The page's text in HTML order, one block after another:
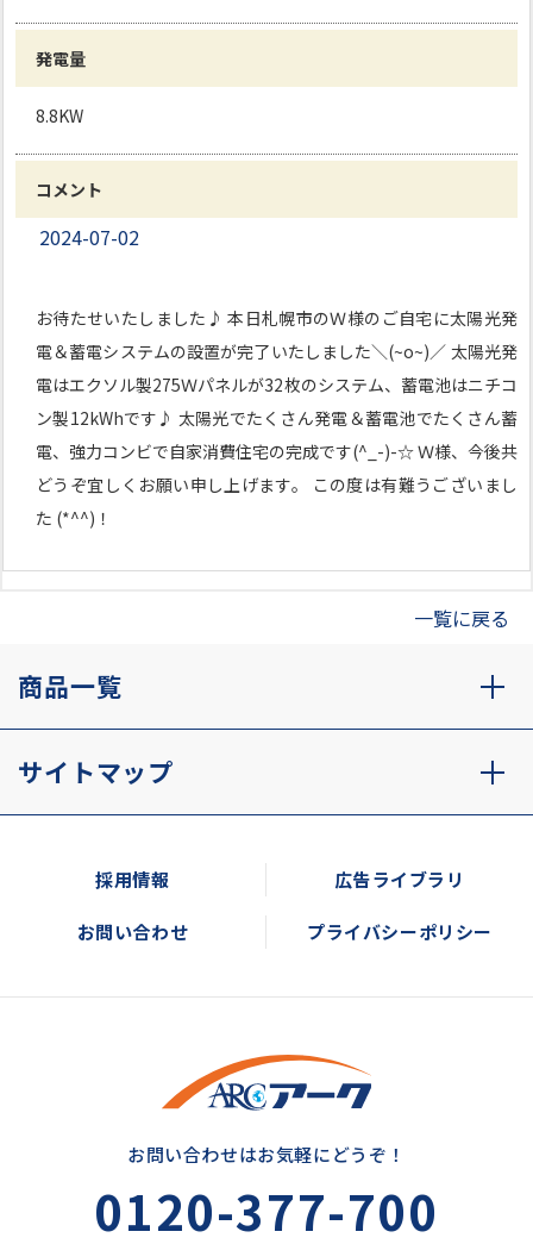
発電量
8.8KW
コメント
2024-07-02
お待たせいたしました♪ 本日札幌市のＷ様のご自宅に太陽光発
電＆蓄電システムの設置が完了いたしました＼(~o~)／ 太陽光発
電はエクソル製275Ｗパネルが32枚のシステム、蓄電池はニチコ
ン製12kWhです♪ 太陽光でたくさん発電＆蓄電池でたくさん蓄
電、強力コンビで自家消費住宅の完成です(^_-)-☆ Ｗ様、今後共
どうぞ宜しくお願い申し上げます。 この度は有難うございまし
た (*^^)！
一覧に戻る
商品一覧
サイトマップ
採用情報 広告ライブラリ
お問い合わせ プライバシーポリシー
お問い合わせはお気軽にどうぞ！
0120-377-700